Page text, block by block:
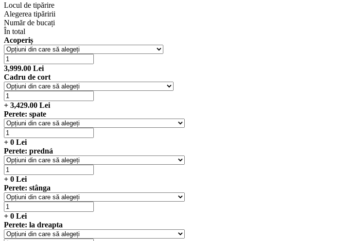
Locul de tipărire
Alegerea tipăririi
Număr de bucați
În total
Acoperiș
3,999.00 Lei
Cadru de cort
+ 3,429.00 Lei
Perete: spate
+ 0 Lei
Perete: predná
+ 0 Lei
Perete: stânga
+ 0 Lei
Perete: la dreapta